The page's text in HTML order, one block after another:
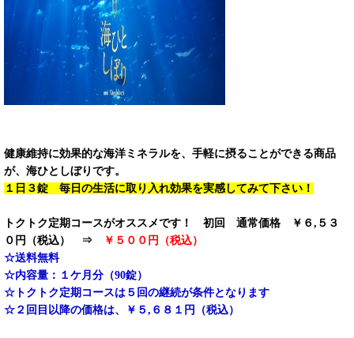
健康維持に効果的な海洋ミネラルを、手軽に摂ることができる商品
が、海ひとしぼりです。
１日３錠 毎日の生活に取り入れ効果を実感してみて下さい！
トクトク定期コースがオススメです！ 初回 通常価格 ￥６,５３
０円（税込） ⇒
￥５００円（税込）
☆送料無料
☆内容量：１ケ月分（90錠）
☆トクトク定期コースは５回の継続が条件となります
☆２回目以降の価格は、￥５,６８１円（税込）